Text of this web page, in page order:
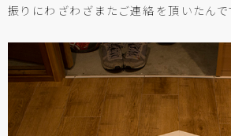
振りにわざわざまたご連絡を頂いたんで